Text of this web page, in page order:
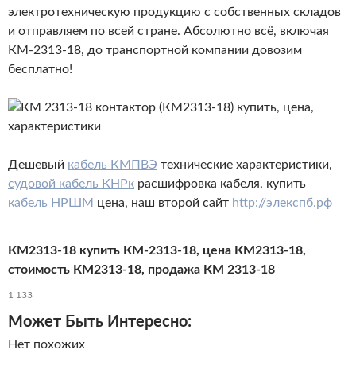
электротехническую продукцию с собственных складов
и отправляем по всей стране. Абсолютно всё, включая
КМ-2313-18, до транспортной компании довозим
бесплатно!
Дешевый кабель КМПВЭ технические характеристики,
судовой кабель КНРк расшифровка кабеля, купить
кабель НРШМ цена, наш второй сайт http://элекспб.рф
КМ2313-18 купить КМ-2313-18, цена КМ2313-18,
стоимость КМ2313-18, продажа КМ 2313-18
1 133
Может Быть Интересно:
Нет похожих